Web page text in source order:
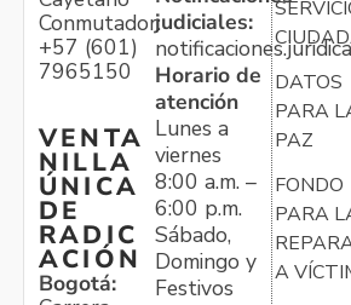
Conmutador:
+57 (601)
7965150
VENTA
NILLA
ÚNICA
DE
RADIC
ACIÓN
Bogotá:
judiciales:
Horario de
atención
Lunes a
viernes
8:00 a.m. –
6:00 p.m.
Sábado,
Domingo y
Festivos
DATOS
PARA
PAZ
FONDO
PARA
A